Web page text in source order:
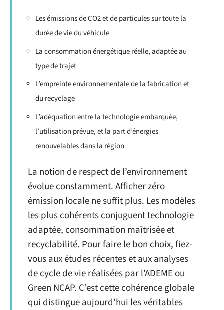
Les émissions de CO2 et de particules sur toute la
durée de vie du véhicule
La consommation énergétique réelle, adaptée au
type de trajet
L’empreinte environnementale de la fabrication et
du recyclage
L’adéquation entre la technologie embarquée,
l’utilisation prévue, et la part d’énergies
renouvelables dans la région
La notion de respect de l’environnement
évolue constamment. Afficher zéro
émission locale ne suffit plus. Les modèles
les plus cohérents conjuguent technologie
adaptée, consommation maîtrisée et
recyclabilité. Pour faire le bon choix, fiez-
vous aux études récentes et aux analyses
de cycle de vie réalisées par l’ADEME ou
Green NCAP. C’est cette cohérence globale
qui distingue aujourd’hui les véritables